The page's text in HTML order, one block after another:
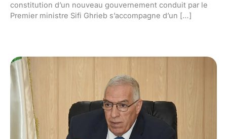
constitution d’un nouveau gouvernement conduit par le
Premier ministre Sifi Ghrieb s’accompagne d’un […]